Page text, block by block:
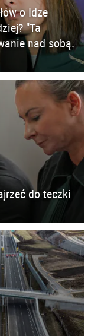
o Idze
"Ta
nad sobą.
do teczki